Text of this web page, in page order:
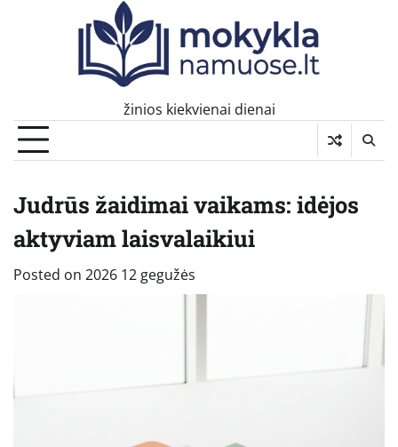
žinios kiekvienai dienai
Judrūs žaidimai vaikams: idėjos
aktyviam laisvalaikiui
Posted on 2026 12 gegužės